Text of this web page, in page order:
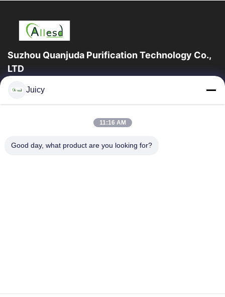
Suzhou Quanjuda Purification Technology Co.,
LTD
16years ervaring, als belangrijke fabrikant en exporteur van
Huis
Producten
Juicy
11:16 AM
Good day, what product are you looking for?